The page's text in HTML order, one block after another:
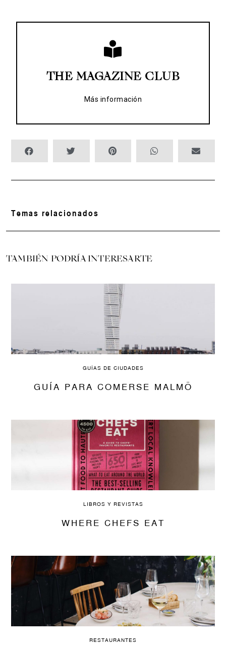
THE MAGAZINE CLUB
Más información
THE MAGAZINE CLUB
Dirección: Online y pop up efímero
WEB
Temas relacionados
TAMBIÉN PODRÍA INTERESARTE
GUÍAS DE CIUDADES
GUÍA PARA COMERSE MALMÖ
LIBROS Y REVISTAS
WHERE CHEFS EAT
RESTAURANTES